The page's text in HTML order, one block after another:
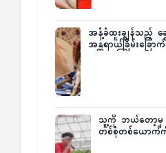
အနံ့ခံထူးချွန်သည့်
အန္တရာယ်ခြိမ်းခြော
သူ့ကို ဘယ်တော့မှ
တစ်စုံတစ်ယောက်